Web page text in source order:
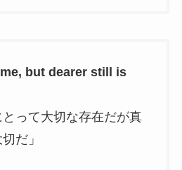
but dearer still is
とって大切な存在だが真
だ」